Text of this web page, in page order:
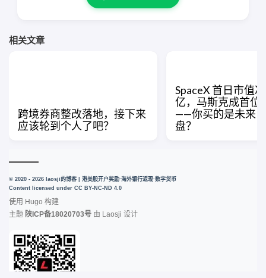
相关文章
跨境券商整改落地，接下来
应该轮到个人了吧？
SpaceX 首日市值
亿，马斯克成首位
——你买的是未来
盘？
© 2020 - 2026 laosji的博客 | 港美股开户奖励·海外银行返现·数字货币
Content licensed under CC BY-NC-ND 4.0
使用 Hugo 构建
主题 陕ICP备18020703号 由 Laosji 设计